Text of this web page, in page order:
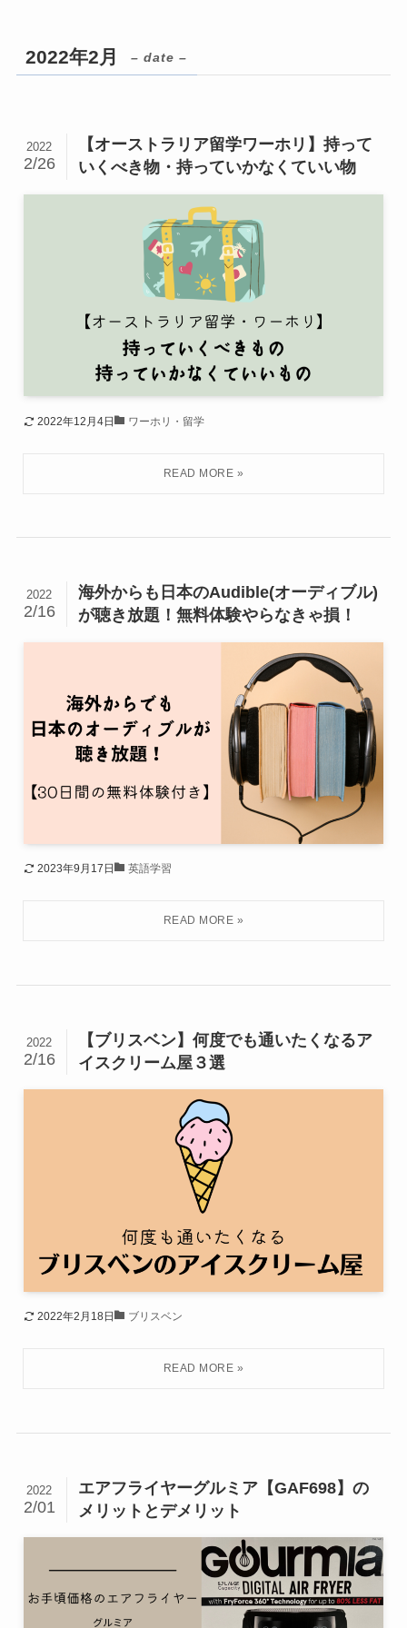
2022年2月 – date –
【オーストラリア留学ワーホリ】持って
いくべき物・持っていかなくていい物
2022
2/26
2022年12月4日 ワーホリ・留学
海外からも日本のAudible(オーディブル)
が聴き放題！無料体験やらなきゃ損！
2022
2/16
2023年9月17日 英語学習
【ブリスベン】何度でも通いたくなるア
イスクリーム屋３選
2022
2/16
2022年2月18日 ブリスベン
エアフライヤーグルミア【GAF698】の
メリットとデメリット
2022
2/01